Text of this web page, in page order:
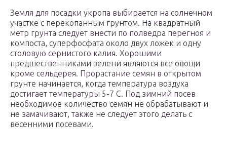
Земля для посадки укропа выбирается на солнечном
участке с перекопанным грунтом. На квадратный
метр грунта следует внести по полведра перегноя и
компоста, суперфосфата около двух ложек и одну
столовую сернистого калия. Хорошими
предшественниками зелени являются все овощи
кроме сельдерея. Прорастание семян в открытом
грунте начинается, когда температура воздуха
достигает температуры 5-7 С. Под зимний посев
необходимое количество семян не обрабатывают и
не замачивают, также не следует этого делать с
весенними посевами.